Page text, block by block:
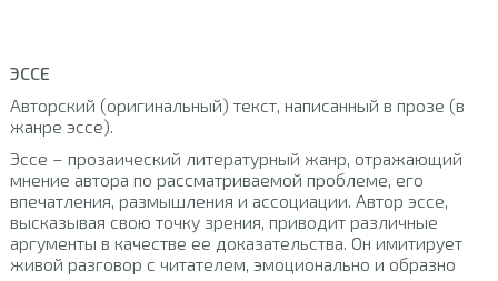
ЭССЕ
Авторский (оригинальный) текст, написанный в прозе (в
жанре эссе).
Эссе – прозаический литературный жанр, отражающий
мнение автора по рассматриваемой проблеме, его
впечатления, размышления и ассоциации. Автор эссе,
высказывая свою точку зрения, приводит различные
аргументы в качестве ее доказательства. Он имитирует
живой разговор с читателем, эмоционально и образно